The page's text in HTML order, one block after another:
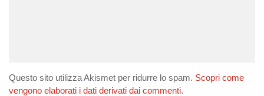
Questo sito utilizza Akismet per ridurre lo spam. Scopri come
vengono elaborati i dati derivati dai commenti.